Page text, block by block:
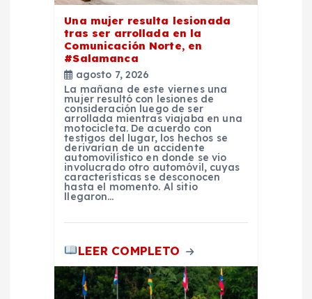
Una mujer resulta lesionada
tras ser arrollada en la
Comunicación Norte, en
#Salamanca
agosto 7, 2026
La mañana de este viernes una
mujer resultó con lesiones de
consideración luego de ser
arrollada mientras viajaba en una
motocicleta. De acuerdo con
testigos del lugar, los hechos se
derivarían de un accidente
automovilístico en donde se vio
involucrado otro automóvil, cuyas
características se desconocen
hasta el momento. Al sitio
llegaron…
LEER COMPLETO